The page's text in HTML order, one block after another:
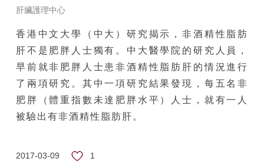
肝臟護理中心
香港中文大學（中大）研究揭示，非酒精性脂肪
肝不是肥胖人士獨有。中大醫學院的研究人員，
早前就非肥胖人士患非酒精性脂肪肝的情況進行
了兩項研究。其中一項研究結果發現，每五名非
肥胖（體重指數未達肥胖水平）人士，就有一人
被驗出有非酒精性脂肪肝。
2017-03-09 1